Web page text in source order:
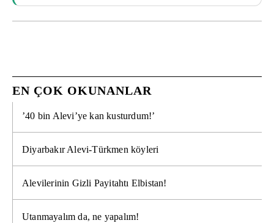
EN ÇOK OKUNANLAR
’40 bin Alevi’ye kan kusturdum!’
Diyarbakır Alevi-Türkmen köyleri
Alevilerinin Gizli Payitahtı Elbistan!
Utanmayalım da, ne yapalım!